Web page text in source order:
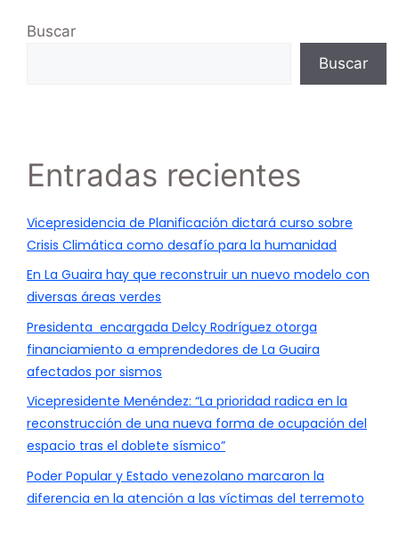
Buscar
Buscar
Entradas recientes
Vicepresidencia de Planificación dictará curso sobre
Crisis Climática como desafío para la humanidad
En La Guaira hay que reconstruir un nuevo modelo con
diversas áreas verdes
Presidenta encargada Delcy Rodríguez otorga
financiamiento a emprendedores de La Guaira
afectados por sismos
Vicepresidente Menéndez: “La prioridad radica en la
reconstrucción de una nueva forma de ocupación del
espacio tras el doblete sísmico”
Poder Popular y Estado venezolano marcaron la
diferencia en la atención a las víctimas del terremoto